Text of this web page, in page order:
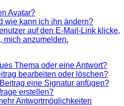
Avatar?
wie kann ich ihn ändern?
auf den E-Mail-Link klicke,
mich anzumelden.
Thema oder eine Antwort?
bearbeiten oder löschen?
eine Signatur anfügen?
erstellen?
Antwortmöglichkeiten